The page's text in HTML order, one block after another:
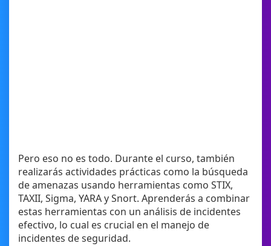
Pero eso no es todo. Durante el curso, también
realizarás actividades prácticas como la búsqueda
de amenazas usando herramientas como STIX,
TAXII, Sigma, YARA y Snort. Aprenderás a combinar
estas herramientas con un análisis de incidentes
efectivo, lo cual es crucial en el manejo de
incidentes de seguridad.